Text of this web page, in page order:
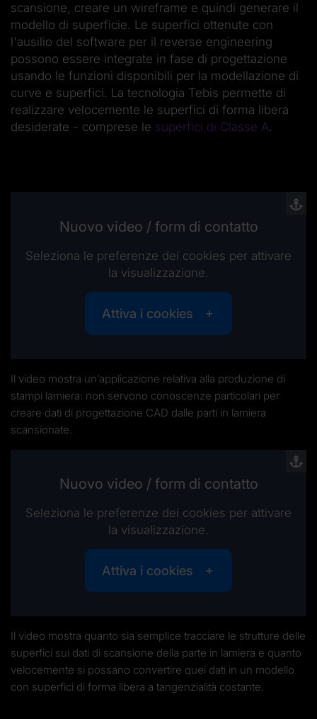
scansione, creare un wireframe e quindi generare il
modello di superficie. Le superfici ottenute con
l'ausilio del software per il reverse engineering
possono essere integrate in fase di progettazione
usando le funzioni disponibili per la modellazione di
curve e superfici. La tecnologia Tebis permette di
realizzare velocemente le superfici di forma libera
desiderate - comprese le superfici di Classe A.
Nuovo video / form di contatto
Seleziona le preferenze dei cookies per attivare
la visualizzazione.
Attiva i cookies
Il video mostra un’applicazione relativa alla produzione di
stampi lamiera: non servono conoscenze particolari per
creare dati di progettazione CAD dalle parti in lamiera
scansionate.
Nuovo video / form di contatto
Seleziona le preferenze dei cookies per attivare
la visualizzazione.
Attiva i cookies
Il video mostra quanto sia semplice tracciare le strutture delle
superfici sui dati di scansione della parte in lamiera e quanto
velocemente si possano convertire quei dati in un modello
con superfici di forma libera a tangenzialità costante.